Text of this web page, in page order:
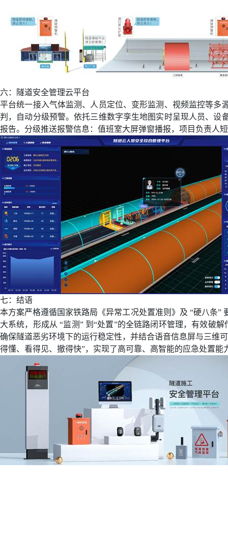
六：隧道安全管理云平台
平台统一接入气体监测、人员定位、变形监测、视频监控等
判，自动分级预警。依托三维数字孪生地图实时呈现人员、
报告。分级推送报警信息：值班室大屏弹窗播报，项目负责人
七：结语
本方案严格遵循国家铁路局《异常工况处置准则》及 “硬八条”
大系统，形成从 “监测” 到“处置”的全链路闭环管理，有效破
确保隧道恶劣环境下的运行稳定性，并结合语音信息屏与三维
得懂、看得见、撤得快”，实现了高可靠、高智能的应急处置能